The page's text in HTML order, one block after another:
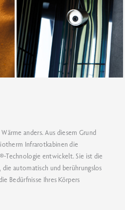
anders. Aus diesem Grund
Infrarotkabinen die
Technologie entwickelt. Sie ist die
automatisch und berührungslos
Bedürfnisse Ihres Körpers